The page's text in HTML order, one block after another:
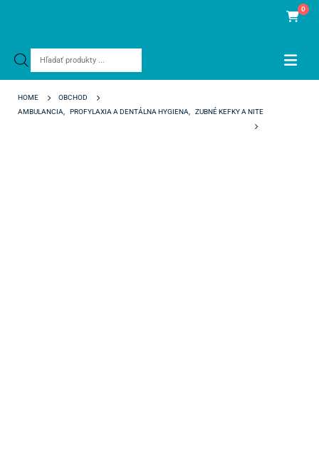
Products
0
HOME
OBCHOD
AMBULANCIA
PROFYLAXIA A DENTÁLNA HYGIENA ZUBNÉ KEFKY A NITE